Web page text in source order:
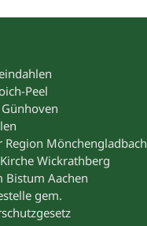
Peel
Region Mönchengladbach
Wickrathberg
Bistum Aachen
gem.